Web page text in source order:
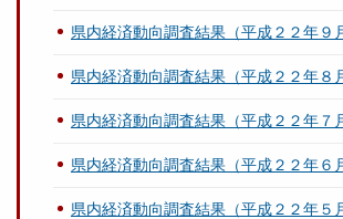
県内経済動向調査結果（平成２２年９
県内経済動向調査結果（平成２２年８
県内経済動向調査結果（平成２２年７
県内経済動向調査結果（平成２２年６
県内経済動向調査結果（平成２２年５